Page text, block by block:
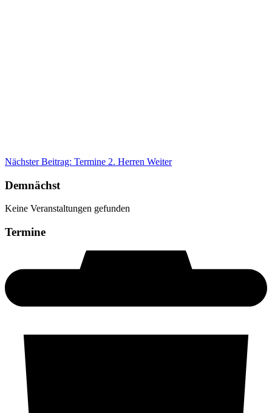
Nächster Beitrag: Termine 2. Herren Weiter
Demnächst
Keine Veranstaltungen gefunden
Termine